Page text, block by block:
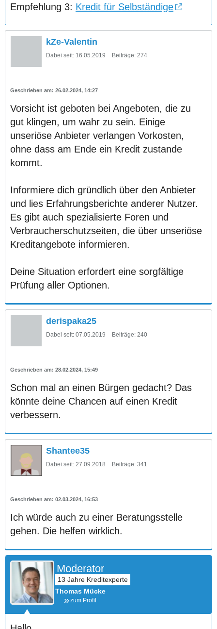
Empfehlung 3: Kredit für Selbständige
kZe-Valentin
Dabei seit: 16.05.2019 Beiträge: 274
26.02.2024, 14:27
Vorsicht ist geboten bei Angeboten, die zu
gut klingen, um wahr zu sein. Einige
unseriöse Anbieter verlangen Vorkosten,
ohne dass am Ende ein Kredit zustande
kommt.
Informiere dich gründlich über den Anbieter
und lies Erfahrungsberichte anderer Nutzer.
Es gibt auch spezialisierte Foren und
Verbraucherschutzseiten, die über unseriöse
Kreditangebote informieren.
Deine Situation erfordert eine sorgfältige
Prüfung aller Optionen.
derispaka25
Dabei seit: 07.05.2019 Beiträge: 240
28.02.2024, 15:49
Schon mal an einen Bürgen gedacht? Das
könnte deine Chancen auf einen Kredit
verbessern.
Shantee35
Dabei seit: 27.09.2018 Beiträge: 341
02.03.2024, 16:53
Ich würde auch zu einer Beratungsstelle
gehen. Die helfen wirklich.
Moderator
Thomas Mücke
zum Profil